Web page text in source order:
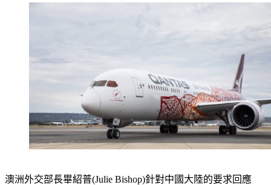
「民間公司選擇列出的目的地，由企業自己決定」、「不應該